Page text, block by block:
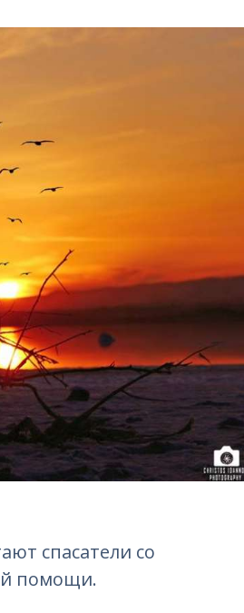
спасатели со
помощи.